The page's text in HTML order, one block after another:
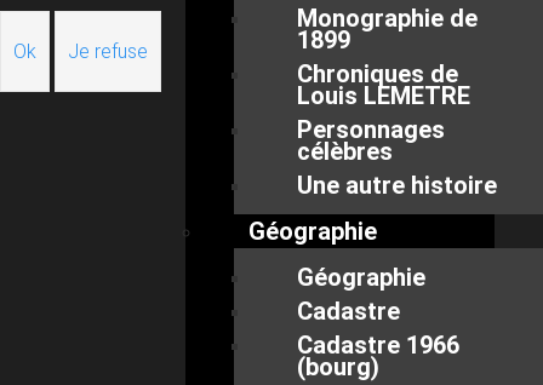
Monographie de
1899
Chroniques de
Louis LEMETRE
Personnages
célèbres
Une autre histoire
Géographie
Géographie
Cadastre
Cadastre 1966
(bourg)
Ok Je refuse